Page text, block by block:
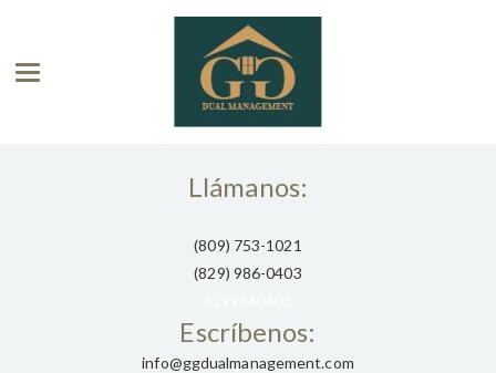
Toggle navigation
Llámanos:
(809) 753-1021
(829) 986-0403
Escríbenos:
info@ggdualmanagement.com